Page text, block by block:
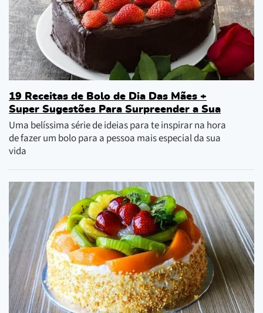
19 Receitas de Bolo de Dia Das Mães +
Super Sugestões Para Surpreender a Sua
Uma belíssima série de ideias para te inspirar na hora
de fazer um bolo para a pessoa mais especial da sua
vida